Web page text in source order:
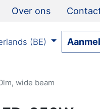
Over ons
(BE)
wide beam